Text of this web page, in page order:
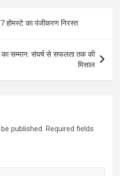
होमस्टे का पंजीकरण निरस्त
का सम्मान: संघर्ष से सफलता तक की
मिसाल
published. Required fields